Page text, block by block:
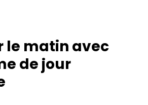
le matin avec
de jour